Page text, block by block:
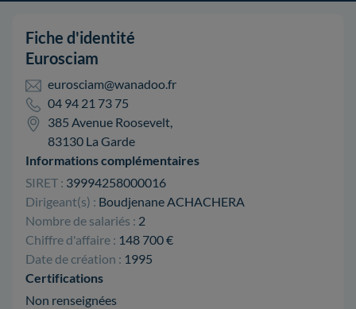
Fiche d'identité
Eurosciam
eurosciam@wanadoo.fr
04 94 21 73 75
385 Avenue Roosevelt,
83130 La Garde
Informations complémentaires
SIRET : 39994258000016
Dirigeant(s) : Boudjenane ACHACHERA
Nombre de salariés : 2
Chiffre d'affaire : 148 700 €
Date de création : 1995
Certifications
Non renseignées